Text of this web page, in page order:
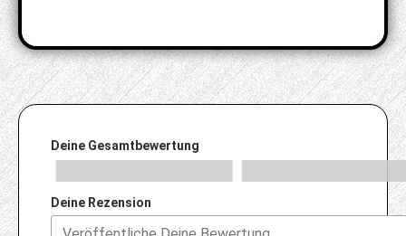
Deine Gesamtbewertung
Deine Rezension